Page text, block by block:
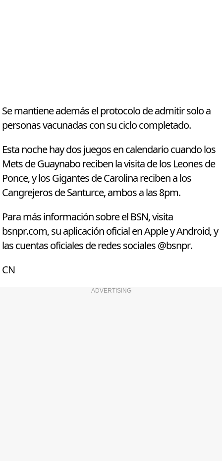
Se mantiene además el protocolo de admitir solo a
personas vacunadas con su ciclo completado.
Esta noche hay dos juegos en calendario cuando los
Mets de Guaynabo reciben la visita de los Leones de
Ponce, y los Gigantes de Carolina reciben a los
Cangrejeros de Santurce, ambos a las 8pm.
Para más información sobre el BSN, visita
bsnpr.com, su aplicación oficial en Apple y Android, y
las cuentas oficiales de redes sociales @bsnpr.
CN
ADVERTISING